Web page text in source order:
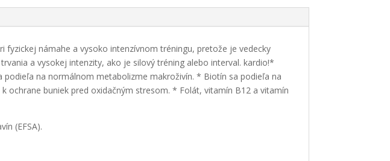
fyzickej námahe a vysoko intenzívnom tréningu, pretože je vedecky
a vysokej intenzity, ako je silový tréning alebo interval. kardio!*
na normálnom metabolizme makroživín. * Biotín sa podieľa na
ochrane buniek pred oxidačným stresom. * Folát, vitamín B12 a vitamín
(EFSA).